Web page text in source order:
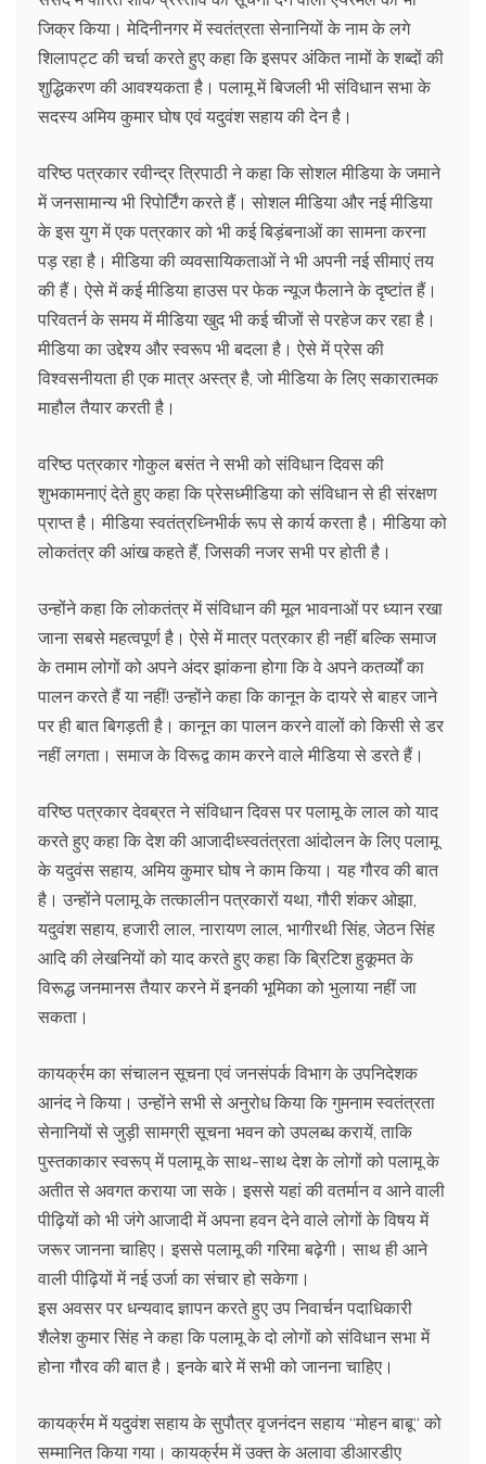
जिक्र किया। मेदिनीनगर में स्वतंत्रता सेनानियों के नाम के लगे
शिलापट्ट की चर्चा करते हुए कहा कि इसपर अंकित नामों के शब्दों की
शुद्धिकरण की आवश्यकता है। पलामू में बिजली भी संविधान सभा के
सदस्य अमिय कुमार घोष एवं यदुवंश सहाय की देन है।
वरिष्ठ पत्रकार रवीन्द्र त्रिपाठी ने कहा कि सोशल मीडिया के जमाने
में जनसामान्य भी रिपोर्टिंग करते हैं। सोशल मीडिया और नई मीडिया
के इस युग में एक पत्रकार को भी कई बिड़ंबनाओं का सामना करना
पड़ रहा है। मीडिया की व्यवसायिकताओं ने भी अपनी नई सीमाएं तय
की हैं। ऐसे में कई मीडिया हाउस पर फेक न्यूज फैलाने के दृष्टांत हैं।
परिवतर्न के समय में मीडिया खुद भी कई चीजों से परहेज कर रहा है।
मीडिया का उद्देश्य और स्वरूप भी बदला है। ऐसे में प्रेस की
विश्वसनीयता ही एक मात्र अस्त्र है, जो मीडिया के लिए सकारात्मक
माहौल तैयार करती है।
वरिष्ठ पत्रकार गोकुल बसंत ने सभी को संविधान दिवस की
शुभकामनाएं देते हुए कहा कि प्रेसध्मीडिया को संविधान से ही संरक्षण
प्राप्त है। मीडिया स्वतंत्रध्निभीर्क रूप से कार्य करता है। मीडिया को
लोकतंत्र की आंख कहते हैं, जिसकी नजर सभी पर होती है।
उन्होंने कहा कि लोकतंत्र में संविधान की मूल भावनाओं पर ध्यान रखा
जाना सबसे महत्वपूर्ण है। ऐसे में मात्र पत्रकार ही नहीं बल्कि समाज
के तमाम लोगों को अपने अंदर झांकना होगा कि वे अपने कतर्व्यों का
पालन करते हैं या नहीं! उन्होंने कहा कि कानून के दायरे से बाहर जाने
पर ही बात बिगड़ती है। कानून का पालन करने वालों को किसी से डर
नहीं लगता। समाज के विरूद्व काम करने वाले मीडिया से डरते हैं।
वरिष्ठ पत्रकार देवब्रत ने संविधान दिवस पर पलामू के लाल को याद
करते हुए कहा कि देश की आजादीध्स्वतंत्रता आंदोलन के लिए पलामू
के यदुवंस सहाय, अमिय कुमार घोष ने काम किया। यह गौरव की बात
है। उन्होंने पलामू के तत्कालीन पत्रकारों यथा, गौरी शंकर ओझा,
यदुवंश सहाय, हजारी लाल, नारायण लाल, भागीरथी सिंह, जेठन सिंह
आदि की लेखनियों को याद करते हुए कहा कि ब्रिटिश हुकूमत के
विरूद्ध जनमानस तैयार करने में इनकी भूमिका को भुलाया नहीं जा
सकता।
कायर्क्रम का संचालन सूचना एवं जनसंपर्क विभाग के उपनिदेशक
आनंद ने किया। उन्होंने सभी से अनुरोध किया कि गुमनाम स्वतंत्रता
सेनानियों से जुड़ी सामग्री सूचना भवन को उपलब्ध करायें, ताकि
पुस्तकाकार स्वरूप् में पलामू के साथ-साथ देश के लोगों को पलामू के
अतीत से अवगत कराया जा सके। इससे यहां की वतर्मान व आने वाली
पीढ़ियों को भी जंगे आजादी में अपना हवन देने वाले लोगों के विषय में
जरूर जानना चाहिए। इससे पलामू की गरिमा बढ़ेगी। साथ ही आने
वाली पीढ़ियों में नई उर्जा का संचार हो सकेगा।
इस अवसर पर धन्यवाद ज्ञापन करते हुए उप निवार्चन पदाधिकारी
शैलेश कुमार सिंह ने कहा कि पलामू के दो लोगों को संविधान सभा में
होना गौरव की बात है। इनके बारे में सभी को जानना चाहिए।
कायर्क्रम में यदुवंश सहाय के सुपौत्र वृजनंदन सहाय ‘‘मोहन बाबू‘‘ को
सम्मानित किया गया। कायर्क्रम में उक्त के अलावा डीआरडीए